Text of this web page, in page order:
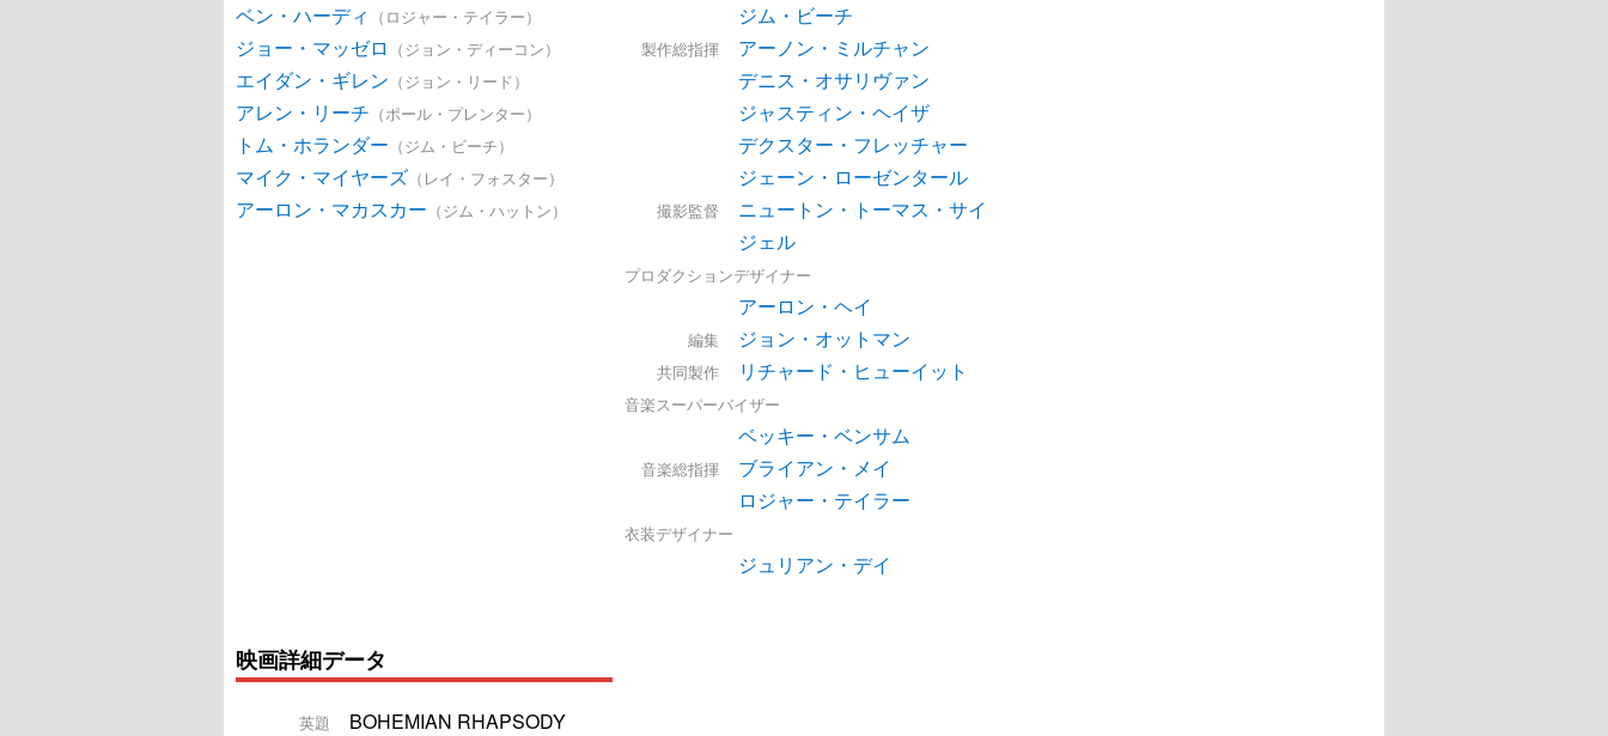
ベン・ハーディ （ロジャー・テイラー）
ジョー・マッゼロ （ジョン・ディーコン）
エイダン・ギレン （ジョン・リード）
アレン・リーチ （ポール・プレンター）
トム・ホランダー （ジム・ビーチ）
マイク・マイヤーズ （レイ・フォスター）
アーロン・マカスカー （ジム・ハットン）
ジム・ビーチ
製作総指揮
アーノン・ミルチャン
デニス・オサリヴァン
ジャスティン・ヘイザ
デクスター・フレッチャー
ジェーン・ローゼンタール
撮影監督
ニュートン・トーマス・サイ
ジェル
プロダクションデザイナー
アーロン・ヘイ
編集 ジョン・オットマン
共同製作 リチャード・ヒューイット
音楽スーパーバイザー
ベッキー・ベンサム
音楽総指揮
ブライアン・メイ
ロジャー・テイラー
衣装デザイナー
ジュリアン・デイ
映画詳細データ
英題 BOHEMIAN RHAPSODY